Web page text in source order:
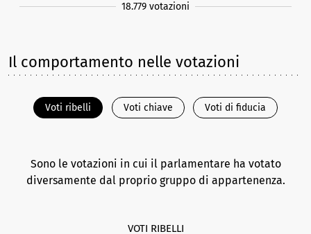
18.779 votazioni
Il comportamento nelle votazioni
Voti ribelli Voti chiave Voti di fiducia
Sono le votazioni in cui il parlamentare ha votato
diversamente dal proprio gruppo di appartenenza.
VOTI RIBELLI